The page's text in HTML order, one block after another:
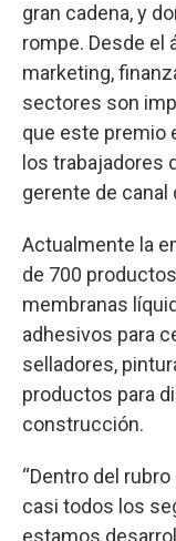
gran cadena, y
rompe. Desde el
marketing,
sectores son
que este premio
los trabajadores
gerente de canal
Actualmente la
de 700
membranas
adhesivos para
selladores,
productos para
construcción.
“Dentro del
casi todos los
estamos